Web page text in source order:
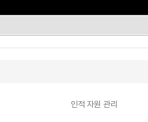
인적 자원 관리